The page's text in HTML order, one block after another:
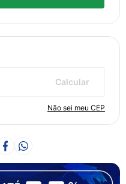
Não sei meu CEP
Calcular